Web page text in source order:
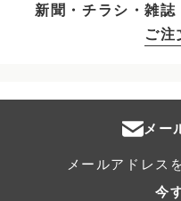
新聞・チラシ・雑
ご注
メー
メールアドレス
今